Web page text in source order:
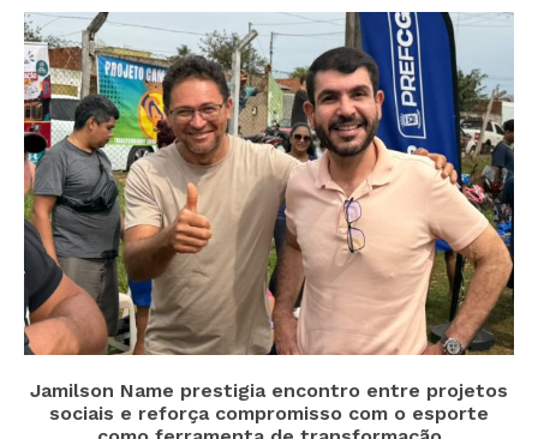
Jamilson Name prestigia encontro entre projetos
sociais e reforça compromisso com o esporte